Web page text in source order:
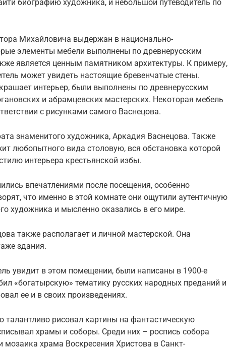
биографию художника, и небольшой путеводитель по
Михайловича выдержан в национально-
элементы мебели выполнены по древнерусским
является ценным памятником архитектуры. К примеру,
может увидеть настоящие бревенчатые стены.
интерьер, были выполнены по древнерусским
и абрамцевских мастерских. Некоторая мебель
с рисунками самого Васнецова.
знаменитого художника, Аркадия Васнецова. Также
любопытного вида столовую, вся обстановка которой
интерьера крестьянской избы.
впечатлениями после посещения, особенно
что именно в этой комнате они ощутили аутентичную
художника и мысленно оказались в его мире.
также располагает и личной мастерской. Она
здания.
увидит в этом помещении, были написаны в 1900-е
«богатырскую» тематику русских народных преданий и
ее и в своих произведениях.
рисовал картины на фантастическую
храмы и соборы. Среди них – роспись собора
мозаика храма Воскресения Христова в Санкт-